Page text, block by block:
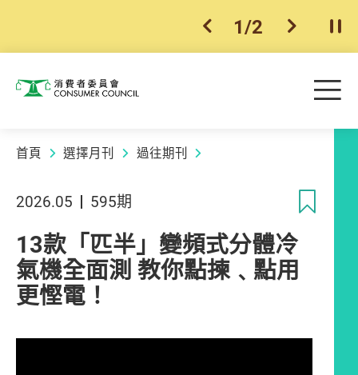
上一個
1/2 下一個開
消費者委員會 目
首頁 選擇月刊 過往期刊
2026.05 595期
13款「匹半」變頻式分體冷
氣機全面測 教你點揀﹑點用
更慳電！